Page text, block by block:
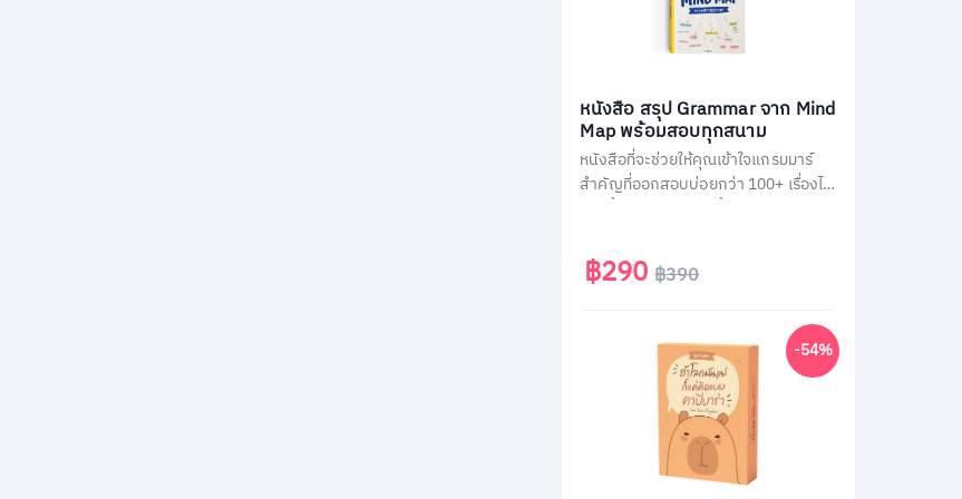
หนังสือ สรุป Grammar จาก Mind
Map พร้อมสอบทุกสนาม
หนังสือที่จะช่วยให้คุณเข้าใจแกรมมาร์
สำคัญที่ออกสอบบ่อยกว่า 100+ เรื่องได้
ที่มาพร้อมกับการคัดกรองเนื้อหาแยก
ตามสนามสอบ และแบบฝึกหัดทบทวน
฿290฿390
-54%